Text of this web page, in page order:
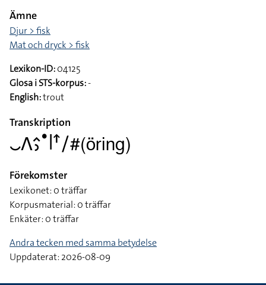
Ämne
Djur > fisk
Mat och dryck > fisk
Lexikon-ID:04125
Glosa i STS-korpus:-
English:trout
Transkription
􌤛􌤣􌤵􌤶􌤟􌥼􌦃􌥠#(öring)
Förekomster
Lexikonet: 0 träffar
Korpusmaterial: 0 träffar
Enkäter: 0 träffar
Andra tecken med samma betydelse
Uppdaterat: 2026-08-09